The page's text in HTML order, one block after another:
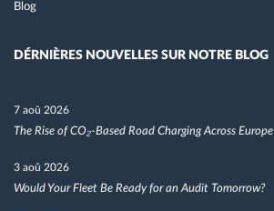
Blog
DÉRNIÈRES NOUVELLES SUR NOTRE BLOG
7 aoû 2026
The Rise of CO₂-Based Road Charging Across Europe
3 aoû 2026
Would Your Fleet Be Ready for an Audit Tomorrow?